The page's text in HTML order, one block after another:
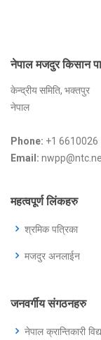
नेपाल मजदुर किसान
केन्द्रीय समिति, भक्तपुर
नेपाल
Phone: +1 6610026
Email:
महत्वपूर्ण लिंकहरु
श्रमिक पत्रिका
मजदुर अनलाईन
जनवर्गीय संगठनहरु
नेपाल क्रान्तिकारी